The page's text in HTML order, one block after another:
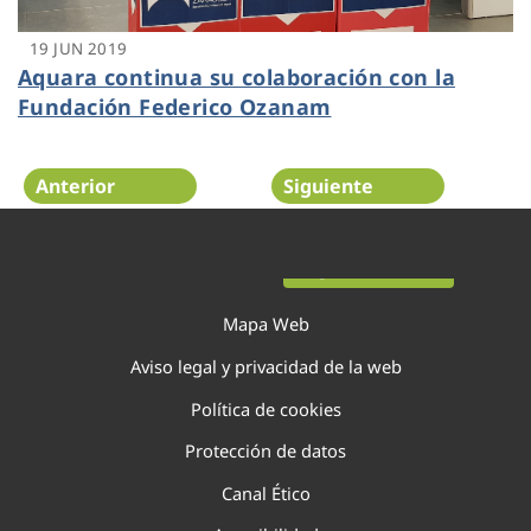
19 JUN 2019
Aquara continua su colaboración con la
Fundación Federico Ozanam
Anterior Siguiente
Mapa Web
Aviso legal y privacidad de la web
Política de cookies
Protección de datos
Canal Ético